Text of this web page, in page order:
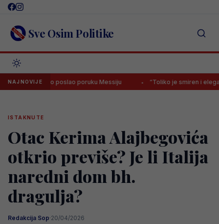
Skip
content Sve Osim Politike
NAJNOVIJE
javno poslao poruku Messiju “Toliko je smiren i elegantan,
ISTAKNUTE
Otac Kerima Alajbegovića
otkrio previše? Je li Italija
naredni dom bh.
dragulja?
Redakcija Sop·20/04/2026